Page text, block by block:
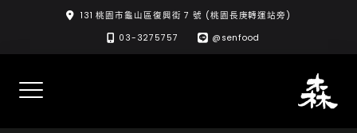
content
131 桃園市龜山區復興街 7 號 (桃園長庚轉運站旁)
03-3275757
@senfood